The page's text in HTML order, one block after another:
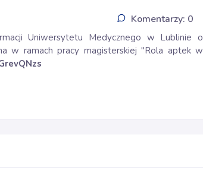
Komentarzy: 0
Uniwersytetu Medycznego w Lublinie o
w ramach pracy magisterskiej "Rola aptek w